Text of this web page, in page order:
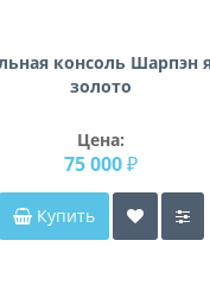
консоль Шарпэн
золото
Цена:
75 000 ₽
Купить